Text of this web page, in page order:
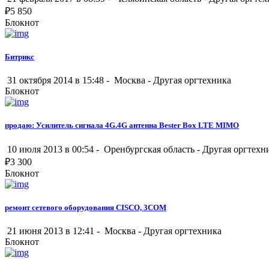
₽5 850
Блокнот
Битрикс
31 октября 2014 в 15:48 - Москва - Другая оргтехника
Блокнот
продаю: Усилитель сигнала 4G.4G антенна Bester Box LTE MIMO
10 июля 2013 в 00:54 - Оренбургская область - Другая
₽3 300
Блокнот
ремонт сетевого оборудования CISCO, 3COM
21 июня 2013 в 12:41 - Москва - Другая оргтехника
Блокнот